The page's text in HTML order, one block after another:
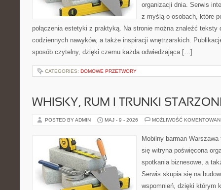
organizacji dnia. Serwis
z myślą o osobach, które
połączenia estetyki z praktyką. Na stronie można znaleźć
codziennych nawyków, a także inspiracji wnętrzarskich.
sposób czytelny, dzięki czemu każda odwiedzająca […]
CATEGORIES: DOMOWE PRZETWORY
WHISKY, RUM I TRUNKI
POSTED BY ADMIN MAJ - 9 - 2026 MOŻLIWOŚĆ
Mobilny barman
się witryna poświęcona
spotkania biznesowe, a
Serwis skupia się na
wspomnień, dzięki którym